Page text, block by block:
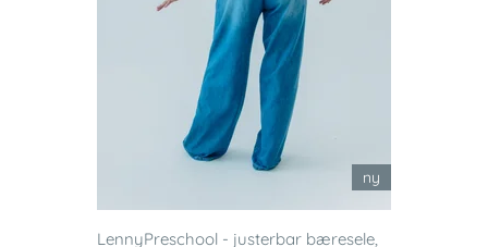
ny
LennyPreschool - justerbar bæresele,